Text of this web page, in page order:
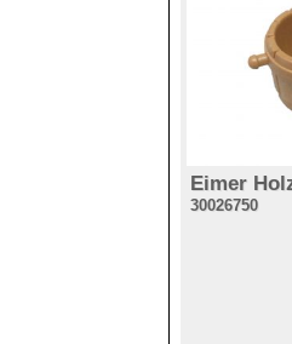
Eimer
30026750